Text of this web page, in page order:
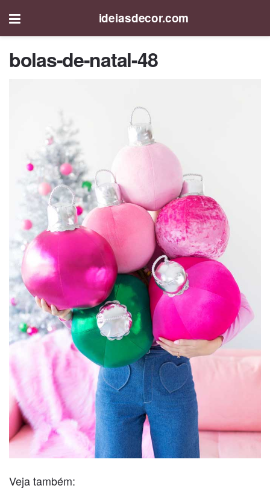
ideiasdecor.com
bolas-de-natal-48
Veja também: